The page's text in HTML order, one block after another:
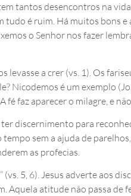
tantos desencontros na
tudo é ruim. Há muitos bons
o Senhor nos fazer
levasse a crer (vs. 1). Os
Nicodemos é um exemplo
fé faz aparecer o milagre, e
discernimento para
sem a ajuda de
as profecias.
5, 6). Jesus adverte aos
Aquela atitude não passa de